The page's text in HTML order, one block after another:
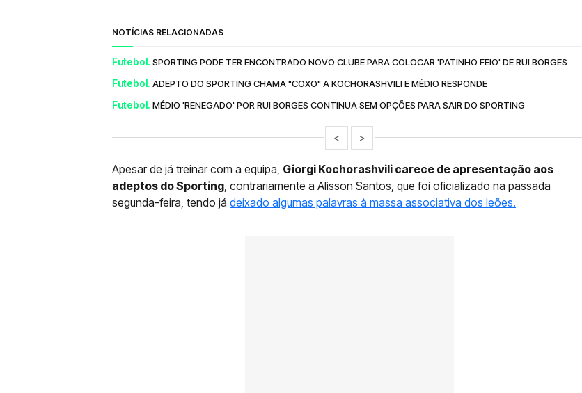
NOTÍCIAS RELACIONADAS
Futebol. SPORTING PODE TER ENCONTRADO NOVO CLUBE PARA COLOCAR 'PATINHO FEIO' DE RUI BORGES
Futebol. ADEPTO DO SPORTING CHAMA "COXO" A KOCHORASHVILI E MÉDIO RESPONDE
Futebol. MÉDIO 'RENEGADO' POR RUI BORGES CONTINUA SEM OPÇÕES PARA SAIR DO SPORTING
< >
Apesar de já treinar com a equipa, Giorgi Kochorashvili carece de apresentação aos
adeptos do Sporting , contrariamente a Alisson Santos, que foi oficializado na passada
segunda-feira, tendo já deixado algumas palavras à massa associativa dos leões.